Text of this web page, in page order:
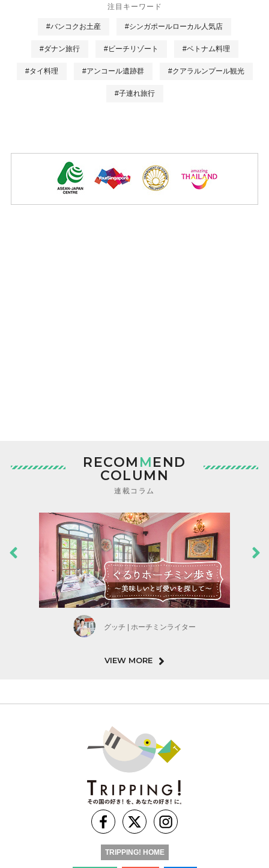
注目キーワード
#バンコクお土産 #シンガポールローカル人気店
#ダナン旅行 #ビーチリゾート #ベトナム料理
#タイ料理 #アンコール遺跡群 #クアラルンプール観光
#子連れ旅行
RECOM MEND
COLUMN
連載コラム
グッチ | ホーチミンライター
VIEW MORE
TRIPPING! HOME